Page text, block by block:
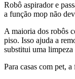
Robô aspirador e
a função mop não
A maioria dos robôs
piso. Isso ajuda a
substitui uma limpeza
Para casas com pet,